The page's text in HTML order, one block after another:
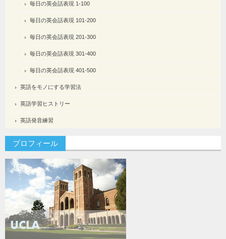
毎日の英会話表現 1-100
毎日の英会話表現 101-200
毎日の英会話表現 201-300
毎日の英会話表現 301-400
毎日の英会話表現 401-500
英語をモノにする学習法
英語学習ヒストリー
英語発音練習
プロフィール